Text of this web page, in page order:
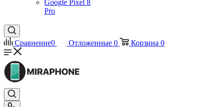
Google Pixel 8
Pro
Сравнение0 Отложенные 0 Корзина 0